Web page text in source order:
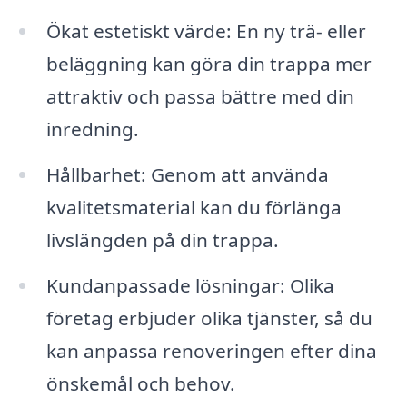
Ökat estetiskt värde: En ny trä- eller
beläggning kan göra din trappa mer
attraktiv och passa bättre med din
inredning.
Hållbarhet: Genom att använda
kvalitetsmaterial kan du förlänga
livslängden på din trappa.
Kundanpassade lösningar: Olika
företag erbjuder olika tjänster, så du
kan anpassa renoveringen efter dina
önskemål och behov.